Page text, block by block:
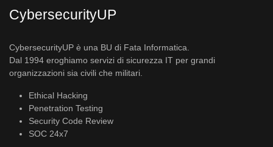
CybersecurityUP
CybersecurityUP è una BU di Fata Informatica.
Dal 1994 eroghiamo servizi di sicurezza IT per grandi
organizzazioni sia civili che militari.
Ethical Hacking
Penetration Testing
Security Code Review
SOC 24x7